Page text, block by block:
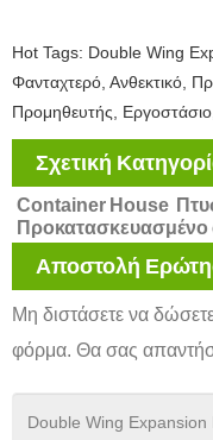
Hot Tags: Double Wing
Φανταχτερό, Ανθεκτικό,
Προμηθευτής,
Σχετική
Container House
Προκατασκευασμένο
Αποστολή
Μη διστάσετε να
φόρμα. Θα σας